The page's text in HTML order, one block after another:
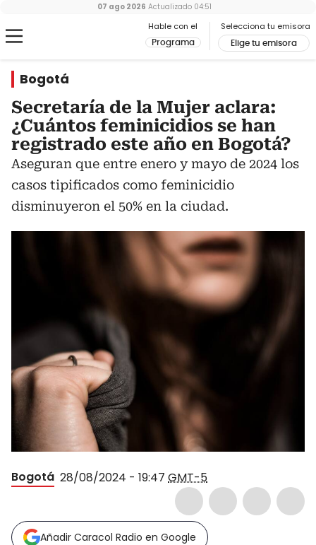
Hable con el
Programa
Selecciona tu emisora
Elige tu emisora
07 ago 2026 Actualizado 04:51
Bogotá
Secretaría de la Mujer aclara:
¿Cuántos feminicidios se han
registrado este año en Bogotá?
Aseguran que entre enero y mayo de 2024 los
casos tipificados como feminicidio
disminuyeron el 50% en la ciudad.
Bogotá 28/08/2024 - 19:47 GMT-5
Añadir Caracol Radio en Google